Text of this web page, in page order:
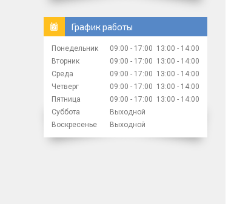
График работы
Понедельник 09:00 17:00 13:00
14:00
Вторник
09:00 17:00 13:00
14:00
Среда
09:00 17:00 13:00
14:00
Четверг
09:00 17:00 13:00
14:00
Пятница
09:00 17:00 13:00
14:00
Суббота
Выходной
Воскресенье
Выходной